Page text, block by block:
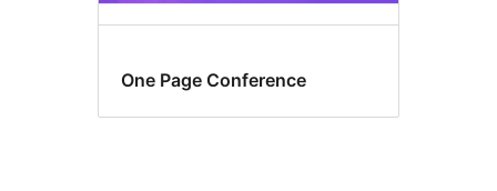
One Page Conference